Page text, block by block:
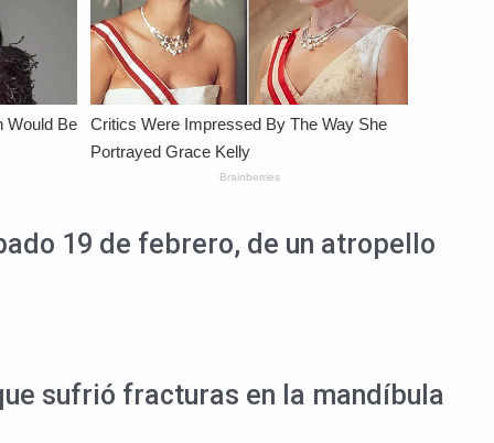
19 de febrero, de un atropello
sufrió fracturas en la mandíbula